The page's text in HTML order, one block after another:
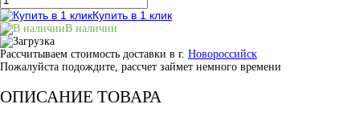
Купить в 1 клик
В наличии
Рассчитываем стоимость доставки в г. Новороссийск
Пожалуйста подождите, рассчет займет немного времени
ОПИСАНИЕ ТОВАРА